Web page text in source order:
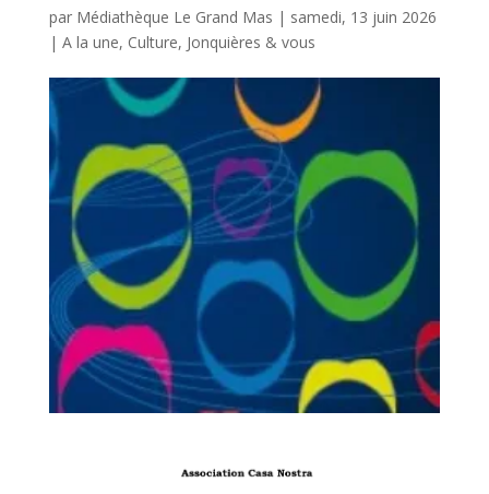
par Médiathèque Le Grand Mas | samedi, 13 juin 2026
| A la une, Culture, Jonquières & vous